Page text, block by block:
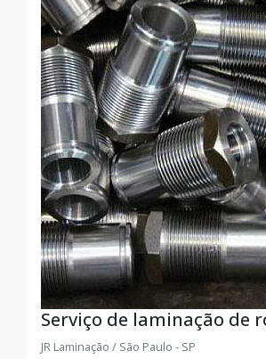
Serviço de laminação de
JR Laminação / São Paulo - SP